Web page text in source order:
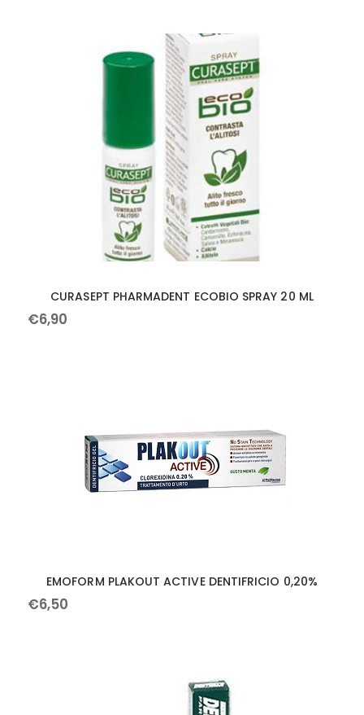
CURASEPT PHARMADENT ECOBIO SPRAY 20 ML
€6,90
EMOFORM PLAKOUT ACTIVE DENTIFRICIO 0,20%
€6,50